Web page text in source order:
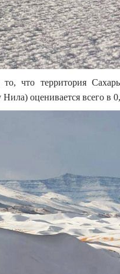
что территория
оценивается всего в